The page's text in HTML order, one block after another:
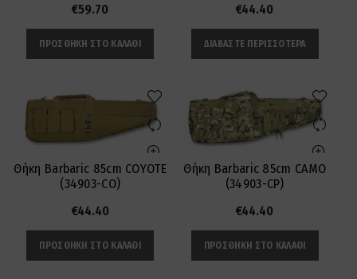
€59.70
ΠΡΟΣΘΉΚΗ ΣΤΟ ΚΑΛΆΘΙ
€44.40
ΔΙΑΒΆΣΤΕ ΠΕΡΙΣΣΌΤΕΡΑ
Θήκη Barbaric 85cm COYOTE
(34903-CO)
€44.40
ΠΡΟΣΘΉΚΗ ΣΤΟ ΚΑΛΆΘΙ
Θήκη Barbaric 85cm CAMO
(34903-CP)
€44.40
ΠΡΟΣΘΉΚΗ ΣΤΟ ΚΑΛΆΘΙ